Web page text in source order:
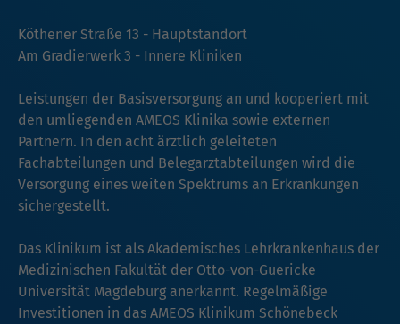
Köthener Straße 13 - Hauptstandort
Am Gradierwerk 3 - Innere Kliniken
Leistungen der Basisversorgung an und kooperiert mit
den umliegenden AMEOS Klinika sowie externen
Partnern. In den acht ärztlich geleiteten
Fachabteilungen und Belegarztabteilungen wird die
Versorgung eines weiten Spektrums an Erkrankungen
sichergestellt.
Das Klinikum ist als Akademisches Lehrkrankenhaus der
Medizinischen Fakultät der Otto-von-Guericke
Universität Magdeburg anerkannt. Regelmäßige
Investitionen in das AMEOS Klinikum Schönebeck